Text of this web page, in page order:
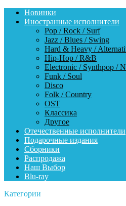
Новинки
Иностранные исполнители
Pop / Rock / Surf
Jazz / Blues / Swing
Hard & Heavy /
Hip-Hop / R&B
Electronic / Synthpop /
Funk / Soul
Disco
Folk / Country
OST
Классика
Другое
Отечественные исполнители
Подарочные издания
Сборники
Распродажа
Наш Выбор
Blu-ray
Категории